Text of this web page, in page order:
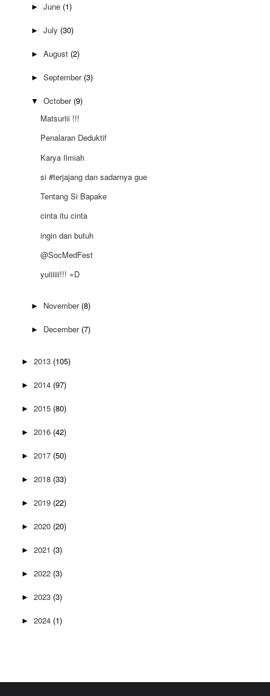
► June (1)
► July (30)
► August (2)
► September (3)
▼ October (9)
Matsuriii !!!
Penalaran Deduktif
Karya Ilmiah
si #terjajang dan sadarnya gue
Tentang Si Bapake
cinta itu cinta
ingin dan butuh
@SocMedFest
yuiiiiii!!! =D
► November (8)
► December (7)
► 2013 (105)
► 2014 (97)
► 2015 (80)
► 2016 (42)
► 2017 (50)
► 2018 (33)
► 2019 (22)
► 2020 (20)
► 2021 (3)
► 2022 (3)
► 2023 (3)
► 2024 (1)